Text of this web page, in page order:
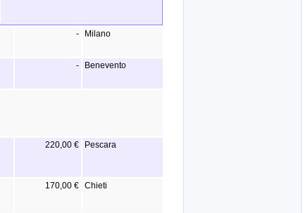
- Milano
- Benevento
220,00 € Pescara
170,00 € Chieti